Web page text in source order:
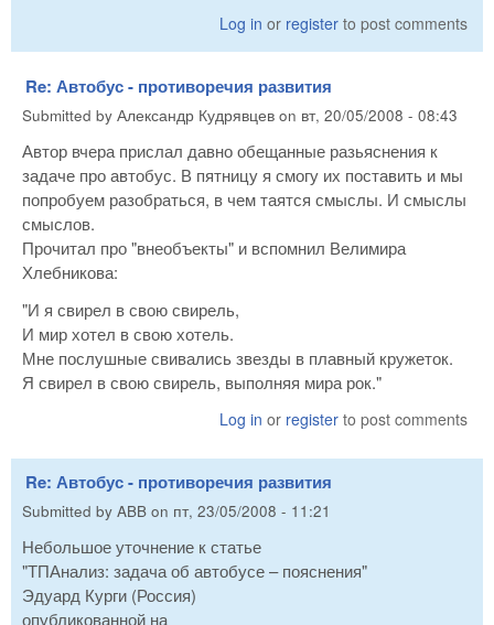
Log in or register to post comments
Re: Автобус - противоречия развития
Submitted by Александр Кудрявцев on вт, 20/05/2008 - 08:43
Автор вчера прислал давно обещанные разьяснения к
задаче про автобус. В пятницу я смогу их поставить и мы
попробуем разобраться, в чем таятся смыслы. И смыслы
смыслов.
Прочитал про "внеобъекты" и вспомнил Велимира
Хлебникова:
"И я свирел в свою свирель,
И мир хотел в свою хотель.
Мне послушные свивались звезды в плавный кружеток.
Я свирел в свою свирель, выполняя мира рок."
Log in or register to post comments
Re: Автобус - противоречия развития
Submitted by ABB on пт, 23/05/2008 - 11:21
Небольшое уточнение к статье
"ТПАнализ: задача об автобусе – пояснения"
Эдуард Курги (Россия)
опубликованной на